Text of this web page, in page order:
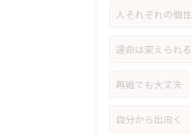
人それぞれの個性
運命は変えられる
再婚でも大丈夫
自分から出向く